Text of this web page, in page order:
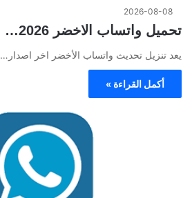
2026-08-08
تحميل واتساب الاخضر 2026…
يعد تنزيل تحديث واتساب الأخضر اخر اصدار…
أكمل القراءة »